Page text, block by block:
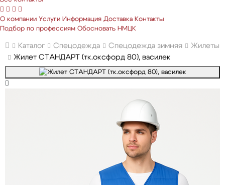
О компании Услуги Информация Доставка Контакты
Подбор по профессиям Обосновать НМЦК
Каталог Спецодежда Спецодежда зимняя
Жилеты
Жилет СТАНДАРТ (тк.оксфорд 80), василек